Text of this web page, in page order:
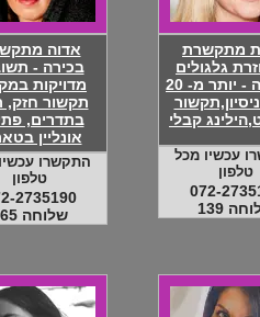
מתקשרת
גלגולים
מדהימה - יותר מ- 20
קבלי
עכשיו מכל
טלפון
072-
139
אדוה
בכירה -
מדויקות
תקשור חזק,
בתדרים,
אונליין
התקשרו
טלפון
2735190
שלוחה 165